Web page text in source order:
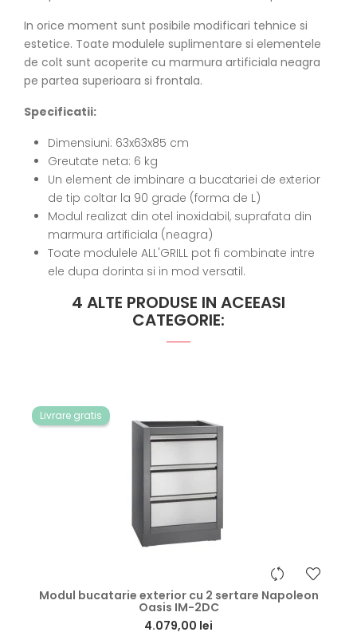
In orice moment sunt posibile modificari tehnice si
estetice. Toate modulele suplimentare si elementele
de colt sunt acoperite cu marmura artificiala neagra
pe partea superioara si frontala.
Specificatii:
Dimensiuni: 63x63x85 cm
Greutate neta: 6 kg
Un element de imbinare a bucatariei de exterior
de tip coltar la 90 grade (forma de L)
Modul realizat din otel inoxidabil, suprafata din
marmura artificiala (neagra)
Toate modulele ALL'GRILL pot fi combinate intre
ele dupa dorinta si in mod versatil.
4 ALTE PRODUSE IN ACEEASI
CATEGORIE:
Livrare gratis
Modul bucatarie exterior cu 2 sertare Napoleon
Oasis IM-2DC
4.079,00 lei